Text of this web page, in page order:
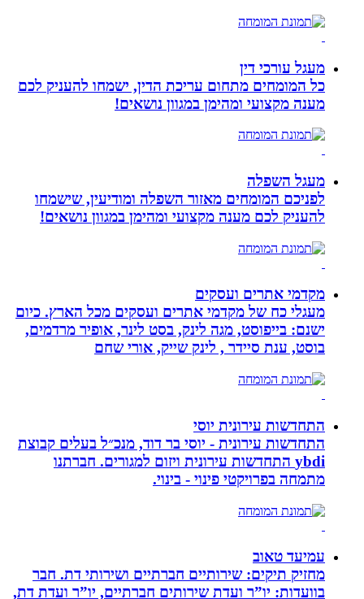
מעגל עורכי דין
כל המומחים מתחום עריכת הדין, ישמחו להעניק לכם
מענה מקצועי ומהימן במגוון נושאים!
מעגל השפלה
לפניכם המומחים מאזור השפלה ומודיעין, שישמחו
להעניק לכם מענה מקצועי ומהימן במגוון נושאים!
מקדמי אתרים ועסקים
מעגלי כח של מקדמי אתרים ועסקים מכל הארץ. כיום
ישנם: בייפוסט, מגה לינק, בסט לינר, אופיר מרדמים,
בוסט, ענת סיידר , לינק שייק, אורי שחם
התחדשות עירונית יוסי
התחדשות עירונית - יוסי בר דוד, מנכ״ל בעלים קבוצת
ybdi התחדשות עירונית ויזום למגורים. חברתנו
מתמחה בפרויקטי פינוי - בינוי.
עמיעד טאוב
מחזיק תיקים: שירותיים חברתיים ושירותי דת. חבר
בוועדות: יו”ר ועדת שירותים חברתיים, יו”ר ועדת דת,